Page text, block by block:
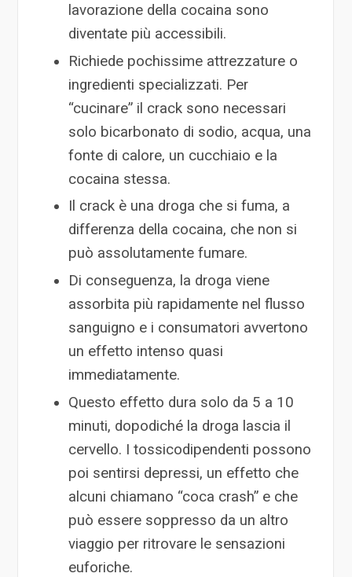
lavorazione della cocaina sono
diventate più accessibili.
Richiede pochissime attrezzature o
ingredienti specializzati. Per
“cucinare” il crack sono necessari
solo bicarbonato di sodio, acqua, una
fonte di calore, un cucchiaio e la
cocaina stessa.
Il crack è una droga che si fuma, a
differenza della cocaina, che non si
può assolutamente fumare.
Di conseguenza, la droga viene
assorbita più rapidamente nel flusso
sanguigno e i consumatori avvertono
un effetto intenso quasi
immediatamente.
Questo effetto dura solo da 5 a 10
minuti, dopodiché la droga lascia il
cervello. I tossicodipendenti possono
poi sentirsi depressi, un effetto che
alcuni chiamano “coca crash” e che
può essere soppresso da un altro
viaggio per ritrovare le sensazioni
euforiche.